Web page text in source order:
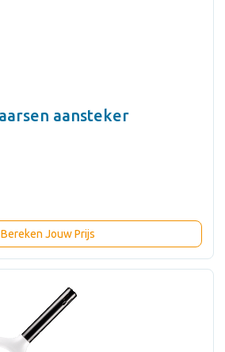
aansteker
Bereken Jouw Prijs